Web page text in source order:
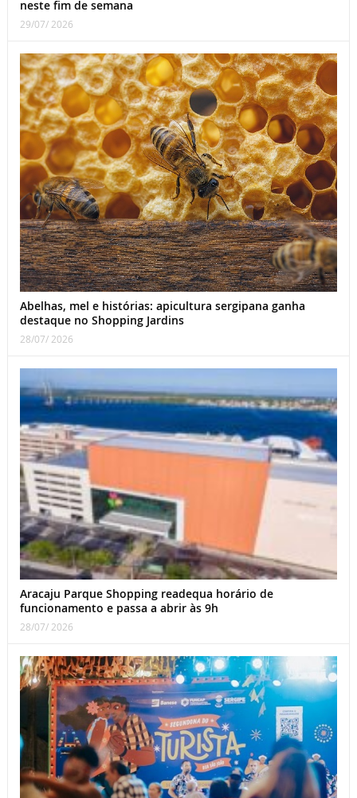
neste fim de semana
29/07/ 2026
Abelhas, mel e histórias: apicultura sergipana ganha
destaque no Shopping Jardins
28/07/ 2026
Aracaju Parque Shopping readequa horário de
funcionamento e passa a abrir às 9h
28/07/ 2026